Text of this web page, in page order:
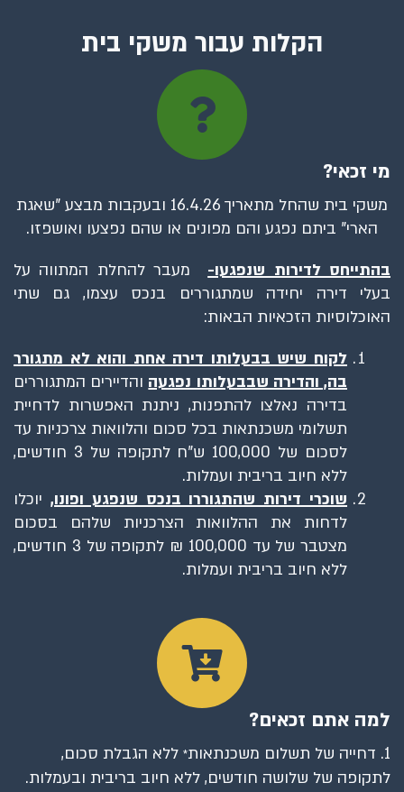
הקלות עבור משקי בית
מי זכאי?
משקי בית שהחל מתאריך 16.4.26 ובעקבות מבצע "שאגת
הארי" ביתם נפגע והם מפונים או שהם נפצעו ואושפזו.
בהתייחס לדירות שנפגעו- מעבר להחלת המתווה על
בעלי דירה יחידה שמתגוררים בנכס עצמו, גם שתי
האוכלוסיות הזכאיות הבאות:
לקוח שיש בבעלותו דירה אחת והוא לא מתגורר
בה, והדירה שבבעלותו נפגעה והדיירים המתגוררים
בדירה נאלצו להתפנות, ניתנת האפשרות לדחיית
תשלומי משכנתאות בכל סכום והלוואות צרכניות עד
לסכום של 100,000 ש"ח לתקופה של 3 חודשים,
ללא חיוב בריבית ועמלות.
שוכרי דירות שהתגוררו בנכס שנפגע ופונו, יוכלו
לדחות את ההלוואות הצרכניות שלהם בסכום
מצטבר של עד 100,000 ₪ לתקופה של 3 חודשים,
ללא חיוב בריבית ועמלות.
למה אתם זכאים?
1. דחייה של תשלום משכנתאות * ללא הגבלת סכום,
לתקופה של שלושה חודשים, ללא חיוב בריבית ובעמלות.